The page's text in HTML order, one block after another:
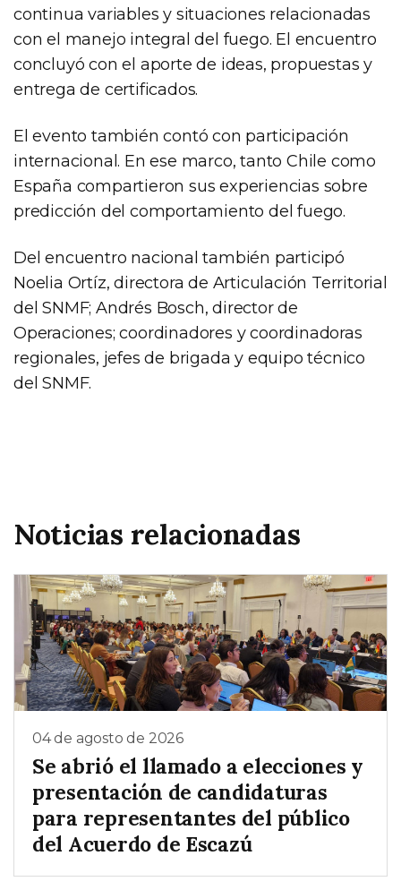
continua variables y situaciones relacionadas
con el manejo integral del fuego. El encuentro
concluyó con el aporte de ideas, propuestas y
entrega de certificados.
El evento también contó con participación
internacional. En ese marco, tanto Chile como
España compartieron sus experiencias sobre
predicción del comportamiento del fuego.
Del encuentro nacional también participó
Noelia Ortíz, directora de Articulación Territorial
del SNMF; Andrés Bosch, director de
Operaciones; coordinadores y coordinadoras
regionales, jefes de brigada y equipo técnico
del SNMF.
Noticias relacionadas
04 de agosto de 2026
Se abrió el llamado a elecciones y
presentación de candidaturas
para representantes del público
del Acuerdo de Escazú